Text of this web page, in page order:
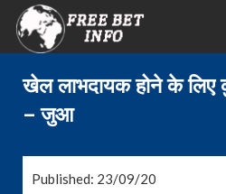
खेल लाभदायक होने के लिए
– जुआ
Published: 23/09/20